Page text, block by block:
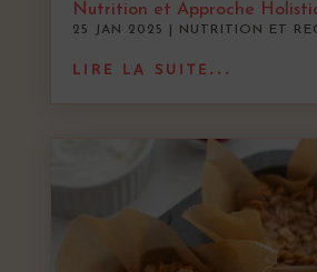
Nutrition et Approche
25 JAN 2025 NUTRITION ET
LIRE LA SUITE...